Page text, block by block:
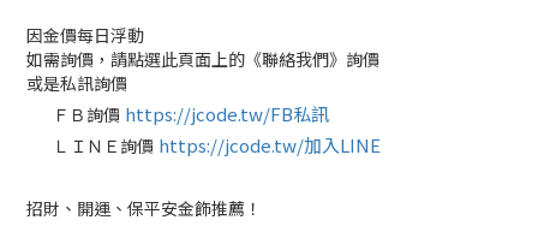
因金價每日浮動
如需詢價，請點選此頁面上的《聯絡我們》詢價
或是私訊詢價
ＦＢ詢價 https://jcode.tw/FB私訊
ＬＩＮＥ詢價 https://jcode.tw/加入LINE
招財、開運、保平安金飾推薦！